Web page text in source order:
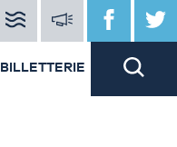
BILLETTERIE